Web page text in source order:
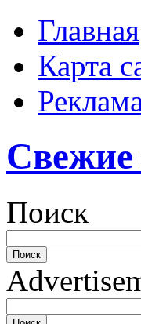
Главная
Карта
Свежие
Поиск